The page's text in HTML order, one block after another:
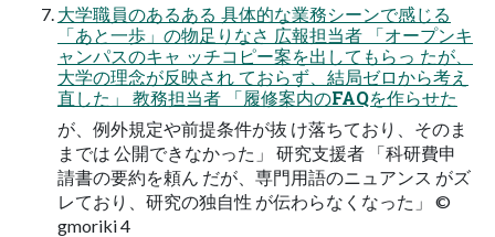
大学職員のあるある 具体的な業務シーンで感じる
「あと一歩」の物足りなさ 広報担当者 「オープンキ
ャンパスのキャ ッチコピー案を出してもらっ たが、
大学の理念が反映され ておらず、結局ゼロから考え
直した」 教務担当者 「履修案内のFAQを作らせた
が、例外規定や前提条件が抜 け落ちており、そのま
までは 公開できなかった」 研究支援者 「科研費申
請書の要約を頼ん だが、専門用語のニュアンス がズ
レており、研究の独自性 が伝わらなくなった」 ©
gmoriki 4